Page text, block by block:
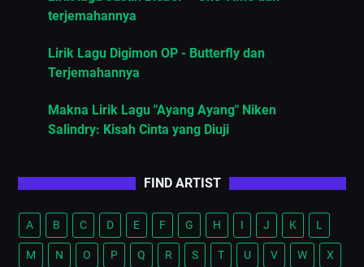
terjemahannya
Lirik Lagu Digimon OP - Butterfly dan
Terjemahannya
Makna Lirik Lagu "Ayang Ayang" Niken
Salindry: Kisah Cinta yang Diuji
FIND ARTIST
A B C D E F G H I J K L
M N O P Q R S T U V W X